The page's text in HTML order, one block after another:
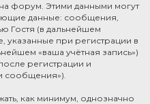
форум. Этими данными могут
данные: сообщения,
Гостя (в дальнейшем
при регистрации в
«ваша учётная запись»)
регистрации и
сообщения»).
как минимум, однозначно